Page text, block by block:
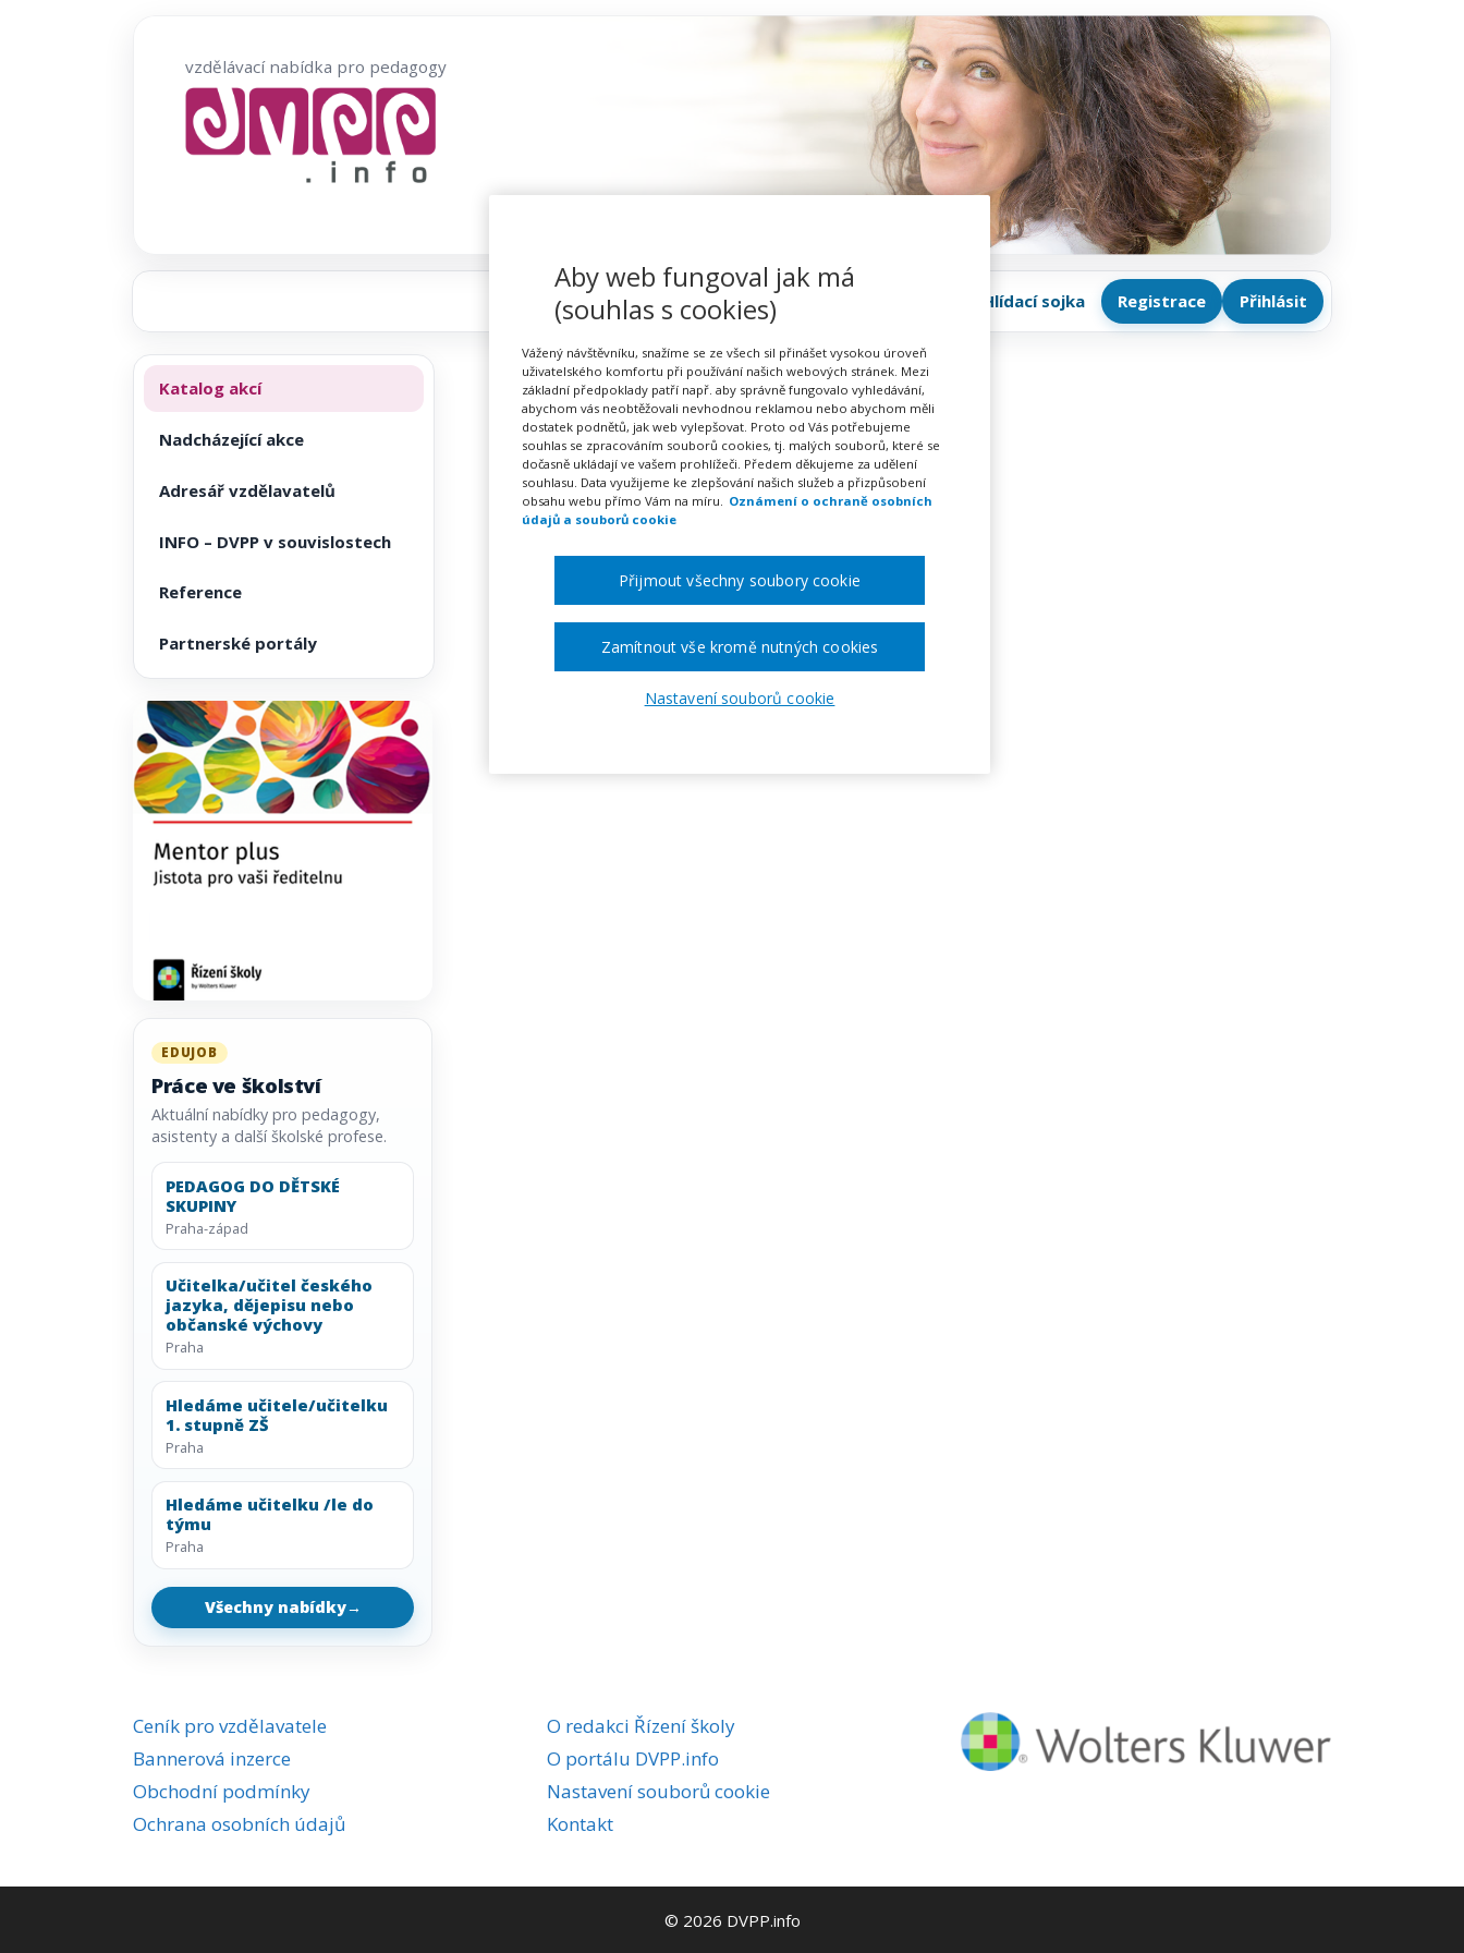
vzdělávací nabídka pro pedagogy
Hlídací sojka Registrace Přihlásit
Požadovaná akce nebyla nalezena.
Katalog akcí
Nadcházející akce
Adresář vzdělavatelů
INFO – DVPP v souvislostech
Reference
Partnerské portály
EDUJOB
Práce ve školství
Aktuální nabídky pro pedagogy,
asistenty a další školské profese.
PEDAGOG DO DĚTSKÉ
SKUPINY
Praha-západ
Učitelka/učitel českého
jazyka, dějepisu nebo
občanské výchovy
Praha
Hledáme učitele/učitelku
1. stupně ZŠ
Praha
Hledáme učitelku /le do
týmu
Praha
Všechny nabídky→
Ceník pro vzdělavatele
Bannerová inzerce
Obchodní podmínky
Ochrana osobních údajů
O redakci Řízení školy
O portálu DVPP.info
Nastavení souborů cookie
Kontakt
© 2026 DVPP.info
Aby web fungoval jak má
(souhlas s cookies)
Vážený návštěvníku, snažíme se ze všech sil přinášet vysokou úroveň
uživatelského komfortu při používání našich webových stránek. Mezi
základní předpoklady patří např. aby správně fungovalo vyhledávání,
abychom vás neobtěžovali nevhodnou reklamou nebo abychom měli
dostatek podnětů, jak web vylepšovat. Proto od Vás potřebujeme
souhlas se zpracováním souborů cookies, tj. malých souborů, které se
dočasně ukládají ve vašem prohlížeči. Předem děkujeme za udělení
souhlasu. Data využijeme ke zlepšování našich služeb a přizpůsobení
obsahu webu přímo Vám na míru. Oznámení o ochraně osobních
údajů a souborů cookie
Nastavení souborů cookie
Zamítnout vše kromě nutných cookies
Přijmout všechny soubory cookie